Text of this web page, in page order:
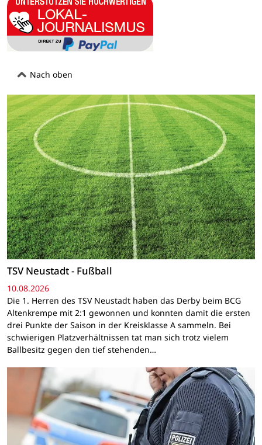
Nach oben
TSV Neustadt - Fußball
10.08.2026
Die 1. Herren des TSV Neustadt haben das Derby beim BCG
Altenkrempe mit 2:1 gewonnen und konnten damit die ersten
drei Punkte der Saison in der Kreisklasse A sammeln. Bei
schwierigen Platzverhältnissen tat man sich trotz vielem
Ballbesitz gegen den tief stehenden…